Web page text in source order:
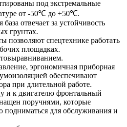
под экстремальные
от -50℃ до +50℃.
отвечает за устойчивость
грунтах.
позволяют спецтехнике работать
площадках.
эргономичная приборная
обеспечивают
при длительной работе.
и к двигателю фронтальный
поручнями, которые
подниматься для обслуживания и